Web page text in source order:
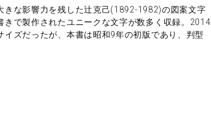
きな影響力を残した辻克己(1892-1982)の図案文字
で製作されたユニークな文字が数多く収録。2014
ズだったが、本書は昭和9年の初版であり、判型